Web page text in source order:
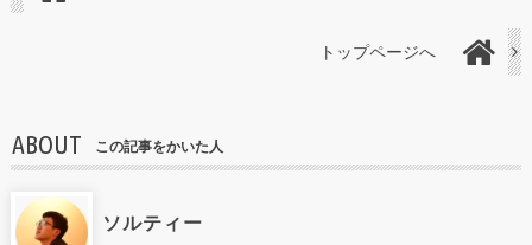
トップページへ
ABOUT この記事をかいた人
ソルティー